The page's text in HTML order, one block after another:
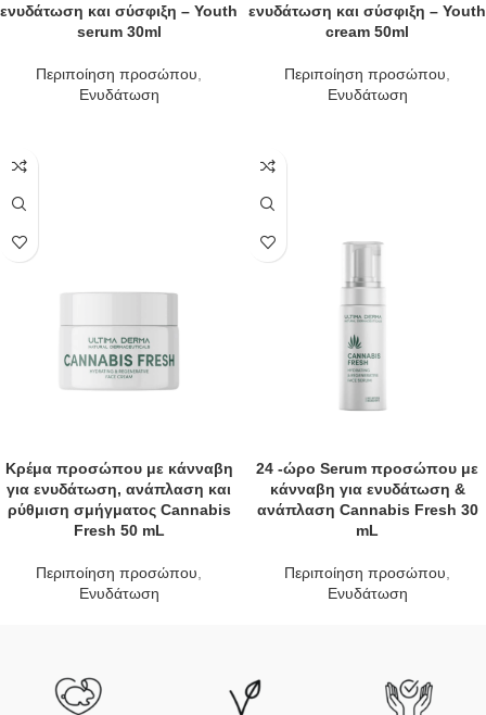
ενυδάτωση και σύσφιξη – Youth
serum 30ml
Περιποίηση προσώπου
Ενυδάτωση
ενυδάτωση και σύσφιξη – Youth
cream 50ml
Περιποίηση προσώπου
Ενυδάτωση
Κρέμα προσώπου με κάνναβη
για ενυδάτωση, ανάπλαση και
ρύθμιση σμήγματος Cannabis
Fresh 50 mL
Περιποίηση προσώπου
Ενυδάτωση
24 -ώρο Serum προσώπου με
κάνναβη για ενυδάτωση &
ανάπλαση Cannabis Fresh 30
mL
Περιποίηση προσώπου
Ενυδάτωση